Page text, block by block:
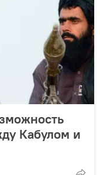
Кабулом и